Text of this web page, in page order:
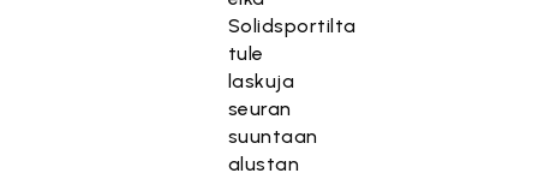
Solidsportilta
tule
laskuja
seuran
suuntaan
alustan